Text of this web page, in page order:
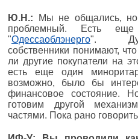
Ю.Н.: Мы не общались, но,
проблемный. Есть
"Одессаоблэнерго".
собственники понимают,
ли другие покупатели на
есть еще один
возможно, было бы
финансовое состояние.
готовим другой
частями. Пока рано